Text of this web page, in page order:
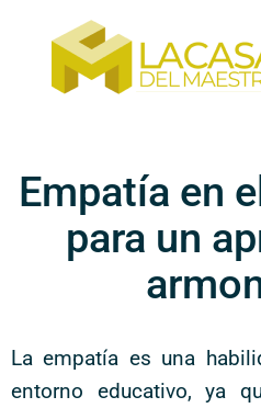
Empatía en
para un
La empatía es una
entorno educativo, ya